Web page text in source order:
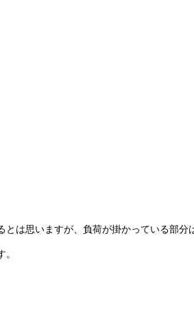
は思いますが、負荷が掛かっている部